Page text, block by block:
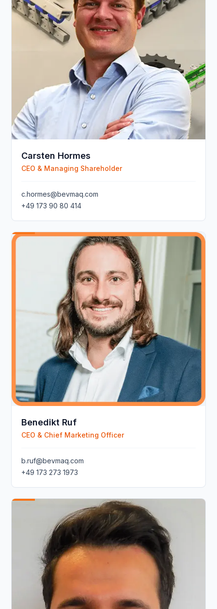
Carsten Hormes
CEO & Managing Shareholder
c.hormes@bevmaq.com
+49 173 90 80 414
Benedikt Ruf
CEO & Chief Marketing Officer
b.ruf@bevmaq.com
+49 173 273 1973